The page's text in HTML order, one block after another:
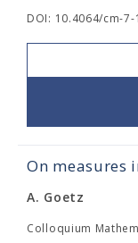
DOI: 10.4064/cm-7-
On measures
A. Goetz
Colloquium